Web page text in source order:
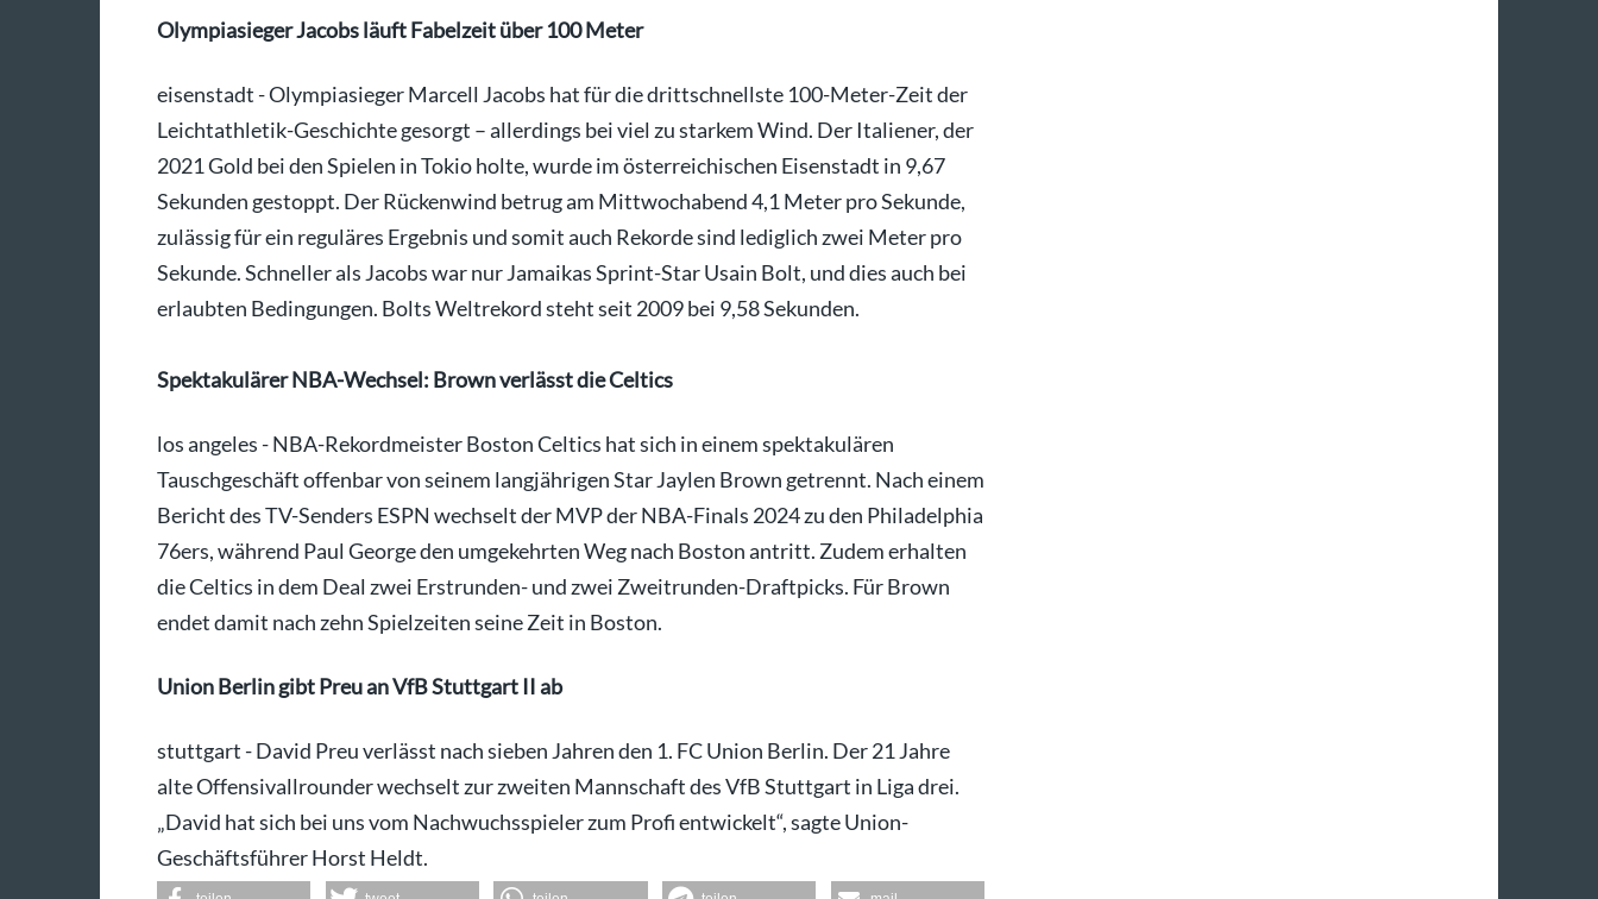
Olympiasieger Jacobs läuft Fabelzeit über 100 Meter
eisenstadt - Olympiasieger Marcell Jacobs hat für die drittschnellste 100-Meter-Zeit der
Leichtathletik-Geschichte gesorgt – allerdings bei viel zu starkem Wind. Der Italiener, der
2021 Gold bei den Spielen in Tokio holte, wurde im österreichischen Eisenstadt in 9,67
Sekunden gestoppt. Der Rückenwind betrug am Mittwochabend 4,1 Meter pro Sekunde,
zulässig für ein reguläres Ergebnis und somit auch Rekorde sind lediglich zwei Meter pro
Sekunde. Schneller als Jacobs war nur Jamaikas Sprint-Star Usain Bolt, und dies auch bei
erlaubten Bedingungen. Bolts Weltrekord steht seit 2009 bei 9,58 Sekunden.
Spektakulärer NBA-Wechsel: Brown verlässt die Celtics
los angeles - NBA-Rekordmeister Boston Celtics hat sich in einem spektakulären
Tauschgeschäft offenbar von seinem langjährigen Star Jaylen Brown getrennt. Nach einem
Bericht des TV-Senders ESPN wechselt der MVP der NBA-Finals 2024 zu den Philadelphia
76ers, während Paul George den umgekehrten Weg nach Boston antritt. Zudem erhalten
die Celtics in dem Deal zwei Erstrunden- und zwei Zweitrunden-Draftpicks. Für Brown
endet damit nach zehn Spielzeiten seine Zeit in Boston.
Union Berlin gibt Preu an VfB Stuttgart II ab
stuttgart - David Preu verlässt nach sieben Jahren den 1. FC Union Berlin. Der 21 Jahre
alte Offensivallrounder wechselt zur zweiten Mannschaft des VfB Stuttgart in Liga drei.
„David hat sich bei uns vom Nachwuchsspieler zum Profi entwickelt“, sagte Union-
Geschäftsführer Horst Heldt.